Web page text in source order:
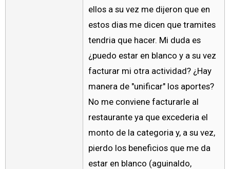
ellos a su vez me dijeron que en
estos dias me dicen que tramites
tendria que hacer. Mi duda es
¿puedo estar en blanco y a su vez
facturar mi otra actividad? ¿Hay
manera de "unificar" los aportes?
No me conviene facturarle al
restaurante ya que excederia el
monto de la categoria y, a su vez,
pierdo los beneficios que me da
estar en blanco (aguinaldo,